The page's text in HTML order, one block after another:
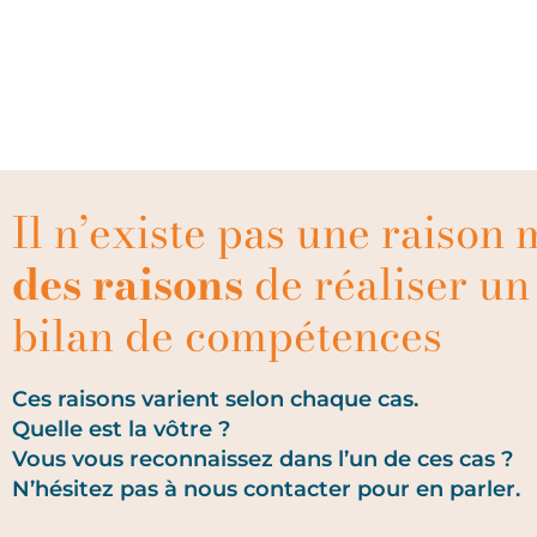
Il n’existe pas une raison
des raisons de réaliser un
bilan de compétences
Ces raisons varient selon chaque cas.
Quelle est la vôtre ?
Vous vous reconnaissez dans l’un de ces cas ?
N’hésitez pas à nous contacter pour en parler.